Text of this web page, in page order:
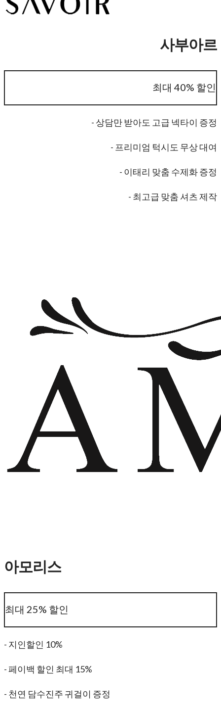
사부아르
최대 40% 할인
- 상담만 받아도 고급 넥타이 증정
- 프리미엄 턱시도 무상 대여
- 이태리 맞춤 수제화 증정
- 최고급 맞춤 셔츠 제작
아모리스
최대 25% 할인
- 지인할인 10%
- 페이백 할인 최대 15%
- 천연 담수진주 귀걸이 증정